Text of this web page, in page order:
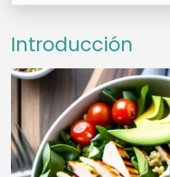
Introducción